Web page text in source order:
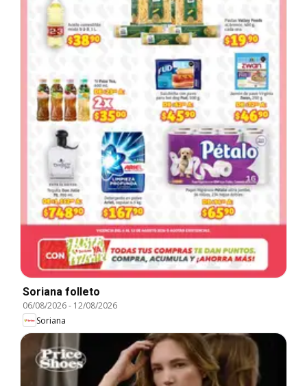
Soriana folleto
06/08/2026- 12/08/2026
Soriana